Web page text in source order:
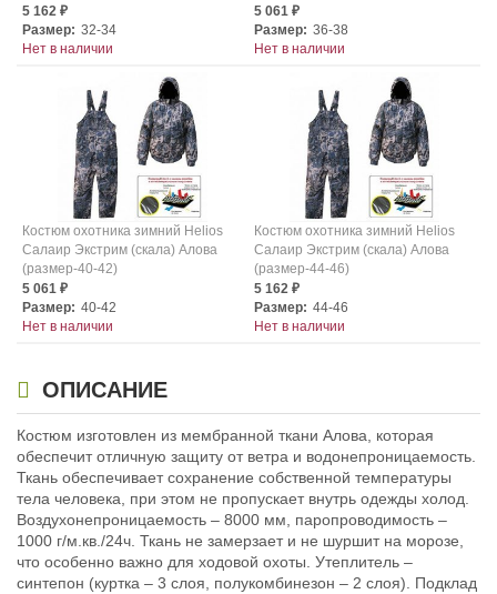
5 162 ₽
Размер: 32-34
Нет в наличии
5 061 ₽
Размер: 36-38
Нет в наличии
Костюм охотника зимний Helios
Салаир Экстрим (скала) Алова
(размер-40-42)
5 061 ₽
Размер: 40-42
Нет в наличии
Костюм охотника зимний Helios
Салаир Экстрим (скала) Алова
(размер-44-46)
5 162 ₽
Размер: 44-46
Нет в наличии
Костюм охотника зимний Helios
Салаир Экстрим (скала) Алова
(размер-48-50)
4 700₽
Размер:48-50
Костюм охотника зимний Helios
Салаир Экстрим (скала) Алова
(размер-52-54)
4 700₽
Размер: 52-54
ОПИСАНИЕ
Костюм изготовлен из мембранной ткани Алова, которая
обеспечит отличную защиту от ветра и водонепроницаемость.
Ткань обеспечивает сохранение собственной температуры
тела человека, при этом не пропускает внутрь одежды холод.
Воздухонепроницаемость – 8000 мм, паропроводимость –
1000 г/м.кв./24ч. Ткань не замерзает и не шуршит на морозе,
что особенно важно для ходовой охоты. Утеплитель –
синтепон (куртка – 3 слоя, полукомбинезон – 2 слоя). Подклад